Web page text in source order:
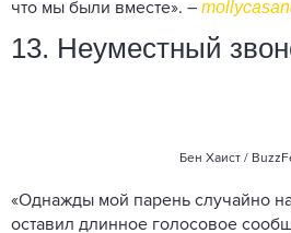
что мы были вместе». –
13. Неуместный
Бен Хаист /
«Однажды мой парень случайно
оставил длинное голосовое